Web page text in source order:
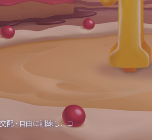
配 - 自由に訓練し、コ